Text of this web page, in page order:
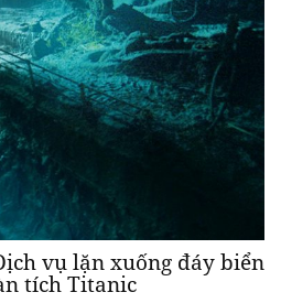
vụ lặn xuống đáy biển
tích Titanic